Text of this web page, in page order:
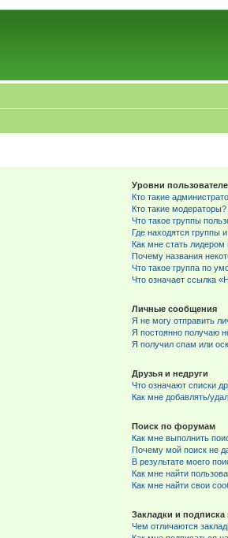
Уровни
Кто такие
Кто такие модераторы?
Что такое группы
Где находятся группы
Как мне стать лидером
Почему названия
Что такое группа по
Что означает ссылка
Личные сообщения
Я не могу отправить
Я постоянно получаю
Я получил спам или
Друзья и недруги
Что означают списки
Как мне добавлять/
Поиск по форумам
Как мне выполнить
Почему мой поиск не
В результате моего
Как мне найти
Как мне найти свои
Закладки и подписка
Чем отличаются